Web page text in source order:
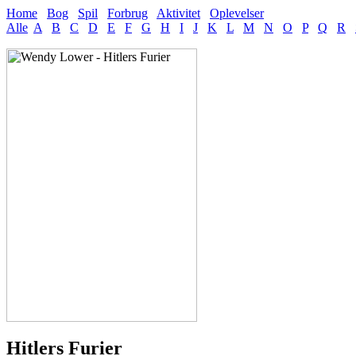
Home Bog Spil Forbrug Aktivitet
Oplevelser
Alle A B C D E F G H I J K L M N O P Q R
Hitlers Furier